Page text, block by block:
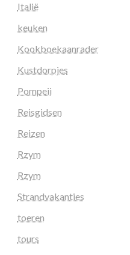
Italië
keuken
Kookboekaanrader
Kustdorpjes
Pompeii
Reisgidsen
Reizen
Rzym
Rzym
Strandvakanties
toeren
tours